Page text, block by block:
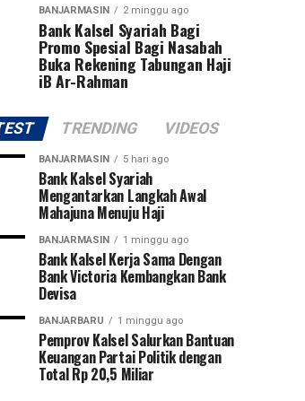
BANJARMASIN 2 minggu ago
Bank Kalsel Syariah Bagi
Promo Spesial Bagi Nasabah
Buka Rekening Tabungan Haji
iB Ar-Rahman
TRENDING VIDEOS
BANJARMASIN 5 hari ago
Bank Kalsel Syariah
Mengantarkan Langkah Awal
Mahajuna Menuju Haji
BANJARMASIN 1 minggu ago
Bank Kalsel Kerja Sama Dengan
Bank Victoria Kembangkan Bank
Devisa
BANJARBARU 1 minggu ago
Pemprov Kalsel Salurkan Bantuan
Keuangan Partai Politik dengan
Total Rp 20,5 Miliar